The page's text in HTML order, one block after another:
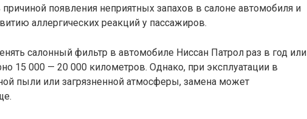
появления неприятных запахов в салоне автомобиля и
аллергических реакций у пассажиров.
салонный фильтр в автомобиле Ниссан Патрол раз в год или
15 000 — 20 000 километров. Однако, при эксплуатации в
пыли или загрязненной атмосферы, замена может